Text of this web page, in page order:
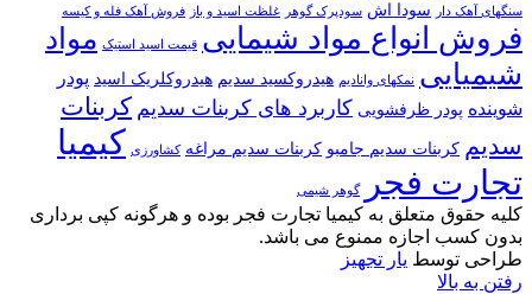
سنگهای آهک دار
سودا اش سودپرک گوهر غلظت اسید و باز فروش آهک فله و کیسه
فروش انواع مواد شیمایی قیمت اسید استیک مواد
شیمیایی نمکهای وانادیم هیدروکسید سدیم هیدروکلریک اسید پودر
شوینده پودر ظرفشویی کاربرد های کربنات سدیم کربنات
سدیم کربنات سدیم جامبو کربنات سدیم مراغه کشاورزی کیمیا
تجارت فجر
گوهر شیمی
کلیه حقوق متعلق به کیمیا تجارت فجر بوده و هرگونه کپی برداری
بدون کسب اجازه ممنوع می باشد.
طراحی توسط یار تجهیز
رفتن به بالا